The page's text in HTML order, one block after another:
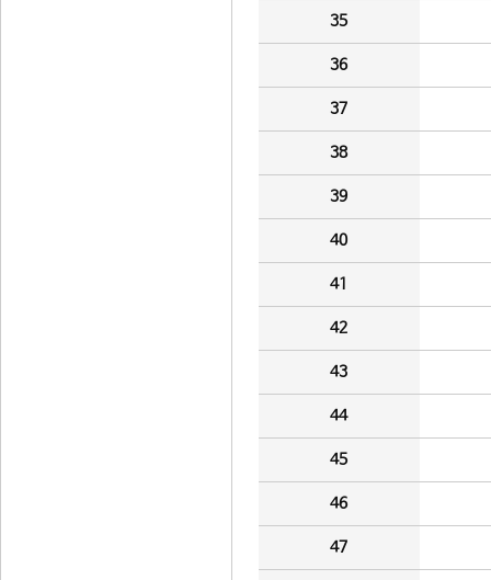
35
36
37
38
39
40
41
42
43
44
45
46
47